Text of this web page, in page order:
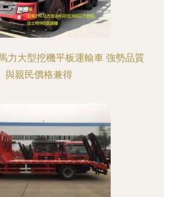
力大型挖機平板運輸車 強勢品質
與親民價格兼得